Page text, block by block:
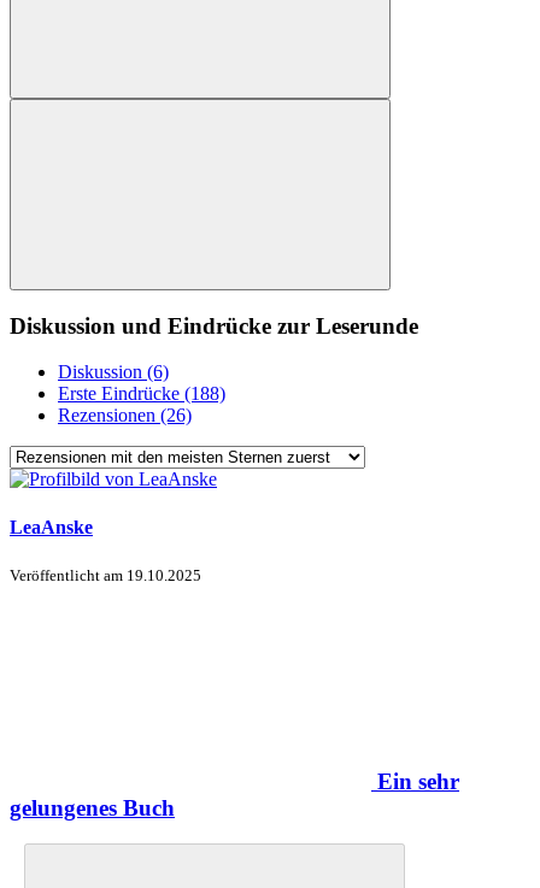
Diskussion und Eindrücke zur Leserunde
Diskussion (6)
Erste Eindrücke (188)
Rezensionen (26)
LeaAnske
Veröffentlicht am 19.10.2025
Ein sehr
gelungenes Buch